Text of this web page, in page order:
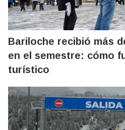
Bariloche recibió más
en el semestre: cómo
turístico